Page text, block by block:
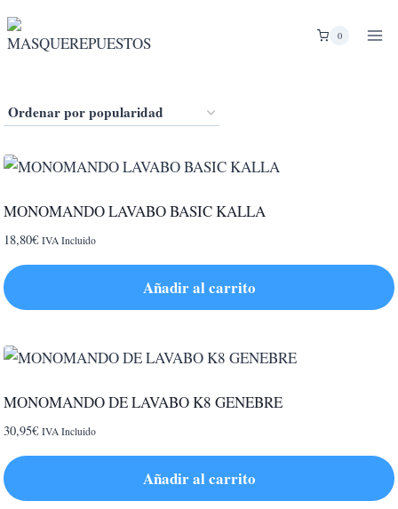
al
0
MONOMANDO LAVABO BASIC KALLA
18,80€ IVA Incluido
Añadir al carrito
MONOMANDO DE LAVABO K8 GENEBRE
30,95€ IVA Incluido
Añadir al carrito